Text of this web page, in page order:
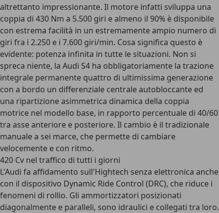
altrettanto impressionante. Il motore infatti sviluppa una
coppia di 430 Nm a 5.500 giri e almeno il 90% è disponibile
con estrema facilità in un estremamente ampio numero di
giri fra i 2.250 e i 7.600 giri/min. Cosa significa questo è
evidente: potenza infinita in tutte le situazioni. Non si
spreca niente, la Audi S4 ha obbligatoriamente la trazione
integrale permanente quattro di ultimissima generazione
con a bordo un differenziale centrale autobloccante ed
una ripartizione asimmetrica dinamica della coppia
motrice nel modello base, in rapporto percentuale di 40/60
tra asse anteriore e posteriore. Il cambio è il tradizionale
manuale a sei marce, che permette di cambiare
velocemente e con ritmo.
420 Cv nel traffico di tutti i giorni
L'Audi fa affidamento sull'Hightech senza elettronica anche
con il dispositivo Dynamic Ride Control (DRC), che riduce i
fenomeni di rollio. Gli ammortizzatori posizionati
diagonalmente e paralleli, sono idraulici e collegati tra loro.